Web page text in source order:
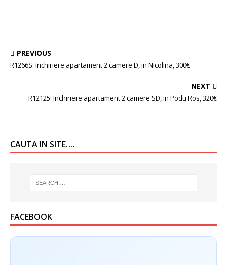
PREVIOUS
R1266S: Inchiriere apartament 2 camere D, in Nicolina, 300€
NEXT
R12125: Inchiriere apartament 2 camere SD, in Podu Ros, 320€
CAUTA IN SITE….
FACEBOOK